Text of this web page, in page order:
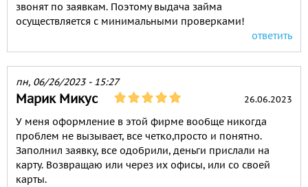
звонят по заявкам. Поэтому выдача займа
осуществляется с минимальными проверками!
ответить
пн, 06/26/2023 - 15:27
Марик Микус 26.06.2023
У меня оформление в этой фирме вообще никогда
проблем не вызывает, все четко,просто и понятно.
Заполнил заявку, все одобрили, деньги прислали на
карту. Возвращаю или через их офисы, или со своей
карты.